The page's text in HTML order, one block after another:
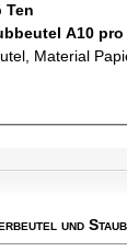
Ten
10
Material
und